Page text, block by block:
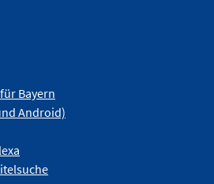
Bayern
Android)